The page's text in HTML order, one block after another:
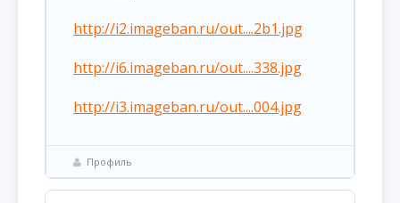
http://i2.imageban.ru/out....2b1.jpg
http://i6.imageban.ru/out....338.jpg
http://i3.imageban.ru/out....004.jpg
Профиль